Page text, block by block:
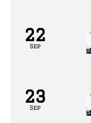
22
Sep
23
Sep